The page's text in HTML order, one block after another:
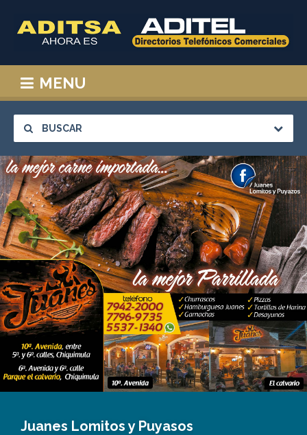
MENU
BUSCAR
Juanes Lomitos y Puyasos